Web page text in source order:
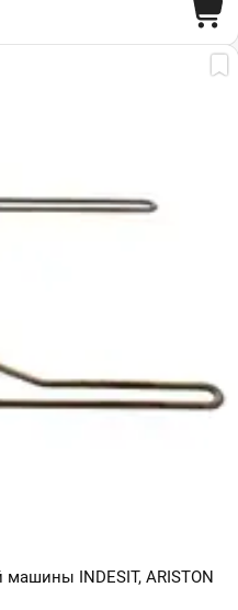
INDESIT, ARISTON